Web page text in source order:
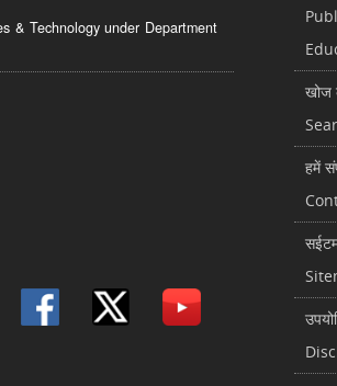
& Technology under Department
खोज
हमें